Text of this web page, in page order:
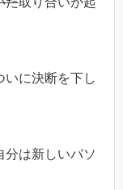
いに決断を下し
分は新しいパソ